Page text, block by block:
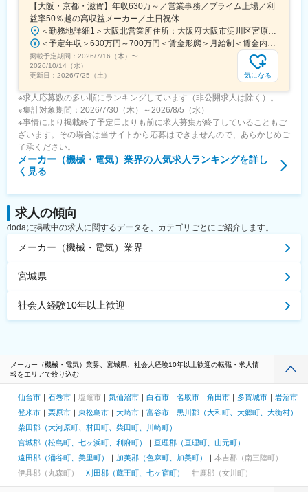
【大阪・京都・滋賀】年収630万～／営業事務／プライム上場／利
益率50％越の高収益メーカー／土日祝休
＜勤務地詳細1＞大阪北営業所住所：大阪府大阪市淀川区宮原3-5-36 新大阪トラストタワー勤務地最寄駅：新大阪駅受動喫煙対策：敷地内喫煙可能場所あり＜勤務地詳細2＞京都営業所住所：京都府京都市下京区四条通室町東入函谷鉾町101 アーバンネット四条烏丸ビル受動喫煙対策：屋内全面禁煙＜勤務地詳細3＞滋賀営業所住所：滋賀県大津市中央2-2-6 受動喫煙対策：屋内全面禁煙変更の範囲：会社の定める事業所
＜予定年収＞630万円～700万円＜賃金形態＞月給制＜賃金内訳＞月額（基本給）：279,000円～281,000円＜月給＞279,000円～281,000円＜昇給有無＞有＜残業手当＞有＜給与補足＞上記は入社初年度の想定年収です。※月給の金額とは別で、残業代、業績賞与支給有り※賞与：年4回、昇給：年1～2回※経験・能力等を考慮の上、同社規定により待遇を決定します※年収は会社業績によって変動することがあります賃金はあくまでも目安の金額であり、選考を通じて上下する可能性があります。月給(月額)は固定手当を含めた表記です。
掲載予定期間： 2026/7/16（木） 〜
2026/10/14（水）
更新日： 2026/7/25（土） 気になる
※求人応募数の多い順にランキングしています（非公開求人は除く）。
※集計対象期間：2026/7/30（木）～2026/8/5（水）
※事情により掲載終了予定日よりも前に求人募集が終了していることもご
ざいます。その場合は当サイトから応募はできませんので、あらかじめご
了承ください。
メーカー（機械・電気）業界の人気求人ランキングを詳し
く見る
求人の傾向
dodaに掲載中の求人に関するデータを、カテゴリごとにご紹介します。
メーカー（機械・電気）業界
宮城県
社会人経験10年以上歓迎
メーカー（機械・電気）業界、宮城県、社会人経験10年以上歓迎の転職・求人情
報をエリアで絞り込む
仙台市 石巻市 塩竈市 気仙沼市 白石市 名取市 角田市 多賀城市
岩沼市
登米市
栗原市 東松島市 大崎市 富谷市
黒川郡（大和町、大郷町、大衡村）
柴田郡（大河原町、村田町、柴田町、川崎町）
宮城郡（松島町、七ヶ浜町、利府町）
亘理郡（亘理町、山元町）
遠田郡（涌谷町、美里町）
加美郡（色麻町、加美町）
本吉郡（南三陸町）
伊具郡（丸森町）
刈田郡（蔵王町、七ヶ宿町） 牡鹿郡（女川町）